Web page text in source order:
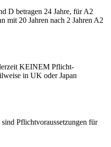
D betragen 24 Jahre, für A2
mit 20 Jahren nach 2 Jahren A2
KEINEM Pflicht-
in UK oder Japan
Pflichtvoraussetzungen für